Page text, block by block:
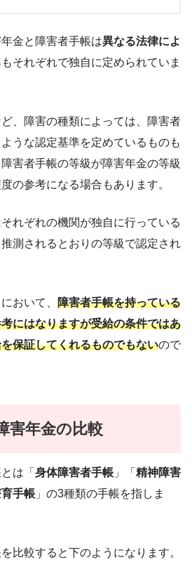
金と障害者手帳は異なる法律によ
それぞれで独自に定められていま
、障害の種類によっては、障害者
うな認定基準を定めているものも
害者手帳の等級が障害年金の等級
の参考になる場合もあります。
れぞれの機関が独自に行っている
測されるとおりの等級で認定され
おいて、 障害者手帳を持っている
にはなりますが受給の条件ではあ
保証してくれるものでもないので
害年金の比較
は「 身体障害者手帳 」「 精神障害
手帳 」の3種類の手帳を指しま
比較すると下のようになります。